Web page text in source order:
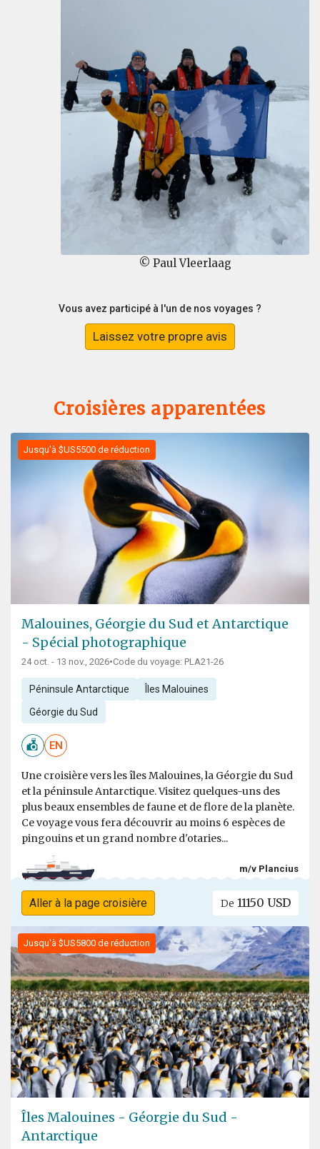
© Paul Vleerlaag
Vous avez participé à l'un de nos voyages ?
Laissez votre propre avis
Croisières apparentées
Jusqu'à $US5500 de réduction
Malouines, Géorgie du Sud et Antarctique
- Spécial photographique
24 oct. - 13 nov., 2026•Code du voyage: PLA21-26
Péninsule Antarctique Îles Malouines
Géorgie du Sud
EN
Une croisière vers les îles Malouines, la Géorgie du Sud
et la péninsule Antarctique. Visitez quelques-uns des
plus beaux ensembles de faune et de flore de la planète.
Ce voyage vous fera découvrir au moins 6 espèces de
pingouins et un grand nombre d'otaries...
m/v Plancius
Aller à la page croisière De 11150 USD
Jusqu'à $US5800 de réduction
Îles Malouines - Géorgie du Sud -
Antarctique